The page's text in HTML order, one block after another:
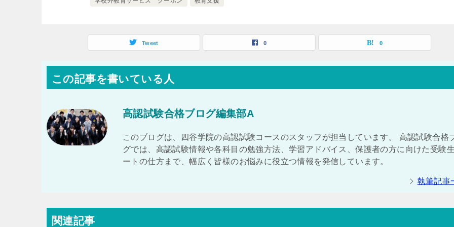
Tweet 0 0
この記事を書いている人
高認試験合格ブログ編集部A
このブログは、四谷学院の高認試験コースのスタッフが担当しています。 高認試験合格
グでは、高認試験情報や各科目の勉強方法、学習アドバイス、保護者の方に向けた受験
ートの仕方まで、幅広く皆様のお悩みに役立つ情報を発信しています。
執筆記事
関連記事